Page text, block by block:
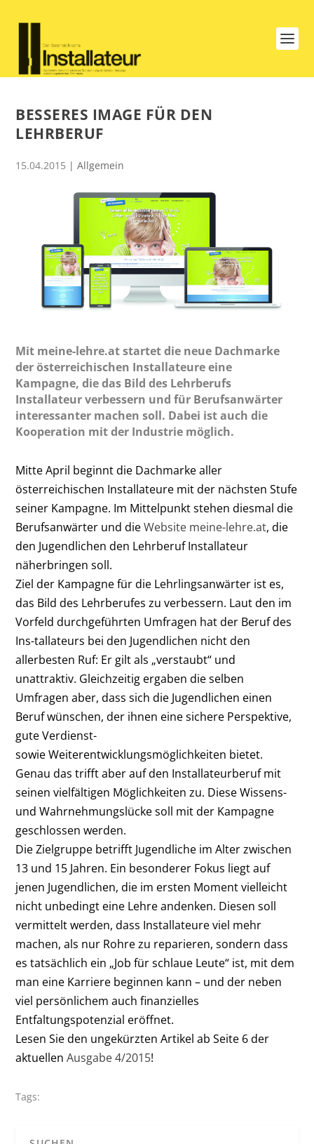
BESSERES IMAGE FÜR DEN
LEHRBERUF
15.04.2015 | Allgemein
Mit meine-lehre.at startet die neue Dachmarke
der österreichischen Installateure eine
Kampagne, die das Bild des Lehrberufs
Installateur verbessern und für Berufsanwärter
interessanter machen soll. Dabei ist auch die
Kooperation mit der Industrie möglich.
Mitte April beginnt die Dachmarke aller
österreichischen Installateure mit der nächsten Stufe
seiner Kampagne. Im Mittelpunkt stehen diesmal die
Berufsanwärter und dieWebsite meine-lehre.at, die
den Jugendlichen den Lehrberuf Installateur
näherbringen soll.
Ziel der Kampagne für die Lehrlingsanwärter ist es,
das Bild des Lehrberufes zu verbessern. Laut den im
Vorfeld durchgeführten Umfragen hat der Beruf des
Ins-tallateurs bei den Jugendlichen nicht den
allerbesten Ruf: Er gilt als „verstaubt“ und
unattraktiv. Gleichzeitig ergaben die selben
Umfragen aber, dass sich die Jugendlichen einen
Beruf wünschen, der ihnen eine sichere Perspektive,
gute Verdienst-
sowie Weiterentwicklungsmöglichkeiten bietet.
Genau das trifft aber auf den Installateurberuf mit
seinen vielfältigen Möglichkeiten zu. Diese Wissens-
und Wahrnehmungslücke soll mit der Kampagne
geschlossen werden.
Die Zielgruppe betrifft Jugendliche im Alter zwischen
13 und 15 Jahren. Ein besonderer Fokus liegt auf
jenen Jugendlichen, die im ersten Moment vielleicht
nicht unbedingt eine Lehre andenken. Diesen soll
vermittelt werden, dass Installateure viel mehr
machen, als nur Rohre zu reparieren, sondern dass
es tatsächlich ein „Job für schlaue Leute“ ist, mit dem
man eine Karriere beginnen kann – und der neben
viel persönlichem auch finanzielles
Entfaltungspotenzial eröffnet.
Lesen Sie den ungekürzten Artikel ab Seite 6 der
aktuellenAusgabe 4/2015!
Tags: